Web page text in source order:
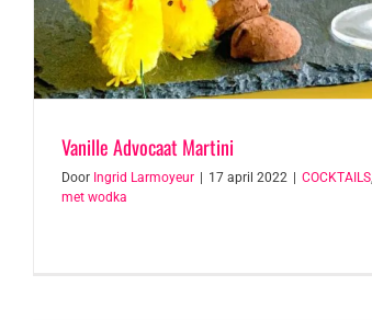
Vanille Advocaat Martini
Door Ingrid Larmoyeur | 17 april 2022 | COCKTAILS
met wodka